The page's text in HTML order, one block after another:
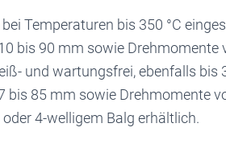
bei Temperaturen bis 350 °C
bis 90 mm sowie Drehmomente
und wartungsfrei, ebenfalls bis
bis 85 mm sowie Drehmomente
4-welligem Balg erhältlich.